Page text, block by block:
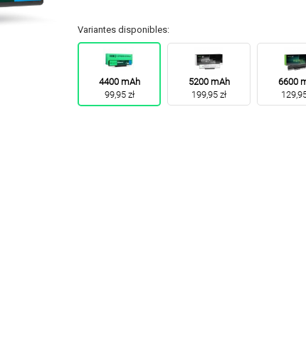
Variantes disponibles:
4400 mAh
99,95 zł
5200 mAh
199,95 zł
6600